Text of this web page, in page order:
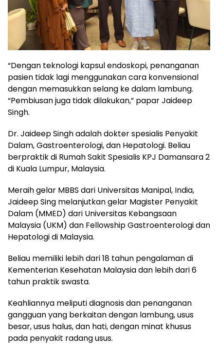
“Dengan teknologi kapsul endoskopi, penanganan
pasien tidak lagi menggunakan cara konvensional
dengan memasukkan selang ke dalam lambung.
“Pembiusan juga tidak dilakukan,” papar Jaideep
Singh.
Dr. Jaideep Singh adalah dokter spesialis Penyakit
Dalam, Gastroenterologi, dan Hepatologi. Beliau
berpraktik di Rumah Sakit Spesialis KPJ Damansara 2
di Kuala Lumpur, Malaysia.
Meraih gelar MBBS dari Universitas Manipal, India,
Jaideep Sing melanjutkan gelar Magister Penyakit
Dalam (MMED) dari Universitas Kebangsaan
Malaysia (UKM) dan Fellowship Gastroenterologi dan
Hepatologi di Malaysia.
Beliau memiliki lebih dari 18 tahun pengalaman di
Kementerian Kesehatan Malaysia dan lebih dari 6
tahun praktik swasta.
Keahliannya meliputi diagnosis dan penanganan
gangguan yang berkaitan dengan lambung, usus
besar, usus halus, dan hati, dengan minat khusus
pada penyakit radang usus.